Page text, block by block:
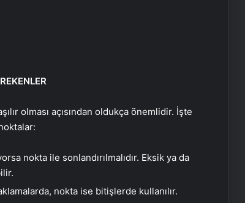
olması açısından oldukça önemlidir. İşte
nokta ile sonlandırılmalıdır. Eksik ya da
nokta ise bitişlerde kullanılır.
Dışişleri’nden Libya açıklaması: